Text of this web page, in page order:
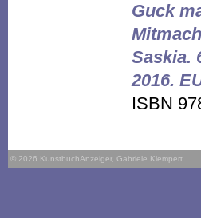
Guck
Saskia.
2016.
ISBN
© 2026 KunstbuchAnzeiger, Gabriele Klempert